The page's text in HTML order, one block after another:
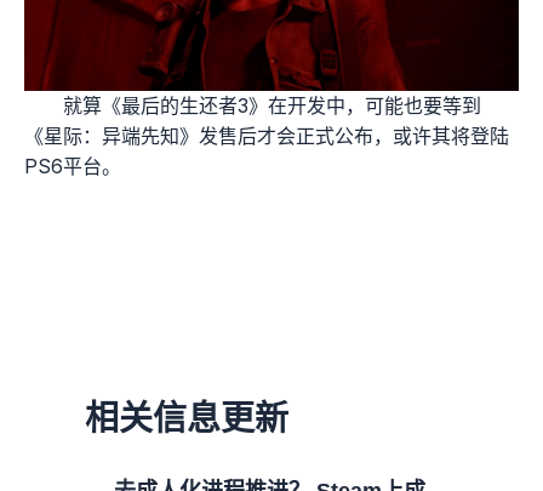
就算《最后的生还者3》在开发中，可能也要等到
《星际：异端先知》发售后才会正式公布，或许其将登陆
PS6平台。
相关信息更新